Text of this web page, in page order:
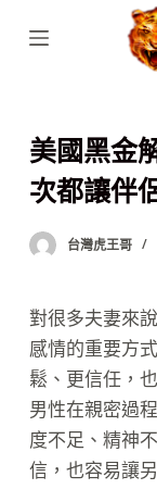
跳
內
容
美國黑金
次都讓伴
台灣虎王哥
對很多夫妻來
感情的重要方
鬆、更信任，
男性在親密過
度不足、精神
信，也容易讓